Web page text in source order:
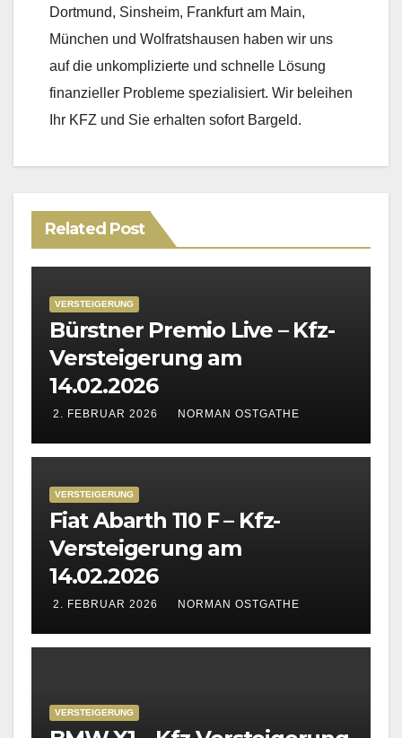
Dortmund, Sinsheim, Frankfurt am Main,
München und Wolfratshausen haben wir uns
auf die unkomplizierte und schnelle Lösung
finanzieller Probleme spezialisiert. Wir beleihen
Ihr KFZ und Sie erhalten sofort Bargeld.
Related Post
VERSTEIGERUNG
Bürstner Premio Live – Kfz-
Versteigerung am
14.02.2026
2. FEBRUAR 2026 NORMAN OSTGATHE
VERSTEIGERUNG
Fiat Abarth 110 F – Kfz-
Versteigerung am
14.02.2026
2. FEBRUAR 2026 NORMAN OSTGATHE
VERSTEIGERUNG